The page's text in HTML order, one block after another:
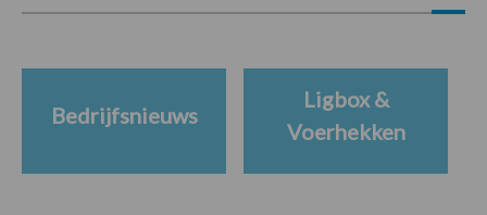
Bedrijfsnieuws
Ligbox &
Voerhekken